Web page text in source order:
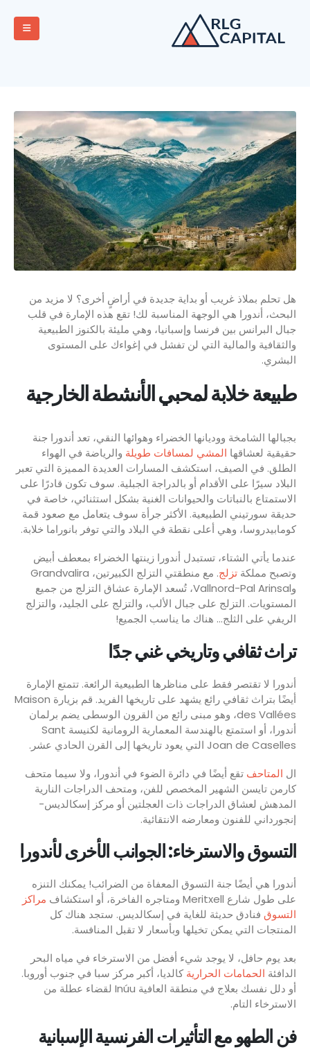
هل تحلم بملاذ غريب أو بداية جديدة في أراضٍ أخرى؟ لا مزيد من
البحث، أندورا هي الوجهة المناسبة لك! تقع هذه الإمارة في قلب
جبال البرانس بين فرنسا وإسبانيا، وهي مليئة بالكنوز الطبيعية
والثقافية والمالية التي لن تفشل في إغواءك على المستوى
البشري.
طبيعة خلابة لمحبي الأنشطة الخارجية
بجبالها الشامخة ووديانها الخضراء وهوائها النقي، تعد أندورا جنة
حقيقية لعشاقها المشي لمسافات طويلة والرياضة في الهواء
الطلق. في الصيف، استكشف المسارات العديدة المميزة التي تعبر
البلاد سيرًا على الأقدام أو بالدراجة الجبلية. سوف تكون قادرًا على
الاستمتاع بالنباتات والحيوانات الغنية بشكل استثنائي، خاصة في
حديقة سورتيني الطبيعية. الأكثر جرأة سوف يتعامل مع صعود قمة
كومابيدروسا، وهي أعلى نقطة في البلاد والتي توفر بانوراما خلابة.
عندما يأتي الشتاء، تستبدل أندورا زينتها الخضراء بمعطف أبيض
وتصبح مملكة تزلج
. مع منطقتي التزلج الكبيرتين، Grandvalira
وVallnord-Pal Arinsal، تُسعد الإمارة عشاق التزلج من جميع
المستويات. التزلج على جبال الألب، والتزلج على الجليد، والتزلج
الريفي على الثلج... هناك ما يناسب الجميع!
تراث ثقافي وتاريخي غني جدًا
أندورا لا تقتصر فقط على مناظرها الطبيعية الرائعة. تتمتع الإمارة
أيضًا بتراث ثقافي رائع يشهد على تاريخها الفريد. قم بزيارة Maison
des Vallées، وهو مبنى رائع من القرون الوسطى يضم برلمان
أندورا، أو استمتع بالهندسة المعمارية الرومانية لكنيسة Sant
Joan de Caselles التي يعود تاريخها إلى القرن الحادي عشر.
ال المتاحف تقع أيضًا في دائرة الضوء في أندورا، ولا سيما متحف
كارمن تايسن الشهير المخصص للفن، ومتحف الدراجات النارية
المدهش لعشاق الدراجات ذات العجلتين أو مركز إسكالديس-
إنجورداني للفنون ومعارضه الانتقائية.
التسوق والاسترخاء: الجوانب الأخرى لأندورا
أندورا هي أيضًا جنة التسوق المعفاة من الضرائب! يمكنك التنزه
على طول شارع Meritxell ومتاجره الفاخرة، أو استكشاف
مراكز
التسوق فنادق حديثة للغاية في إسكالديس. ستجد هناك كل
المنتجات التي يمكن تخيلها وبأسعار لا تقبل المنافسة.
بعد يوم حافل، لا يوجد شيء أفضل من الاسترخاء في مياه البحر
الدافئة الحمامات الحرارية كالديا، أكبر مركز سبا في جنوب أوروبا.
أو دلل نفسك بعلاج في منطقة العافية Inúu لقضاء عطلة من
الاسترخاء التام.
فن الطهو مع التأثيرات الفرنسية الإسبانية